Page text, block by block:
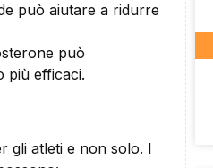
può aiutare a ridurre
può
più efficaci.
gli atleti e non solo. I